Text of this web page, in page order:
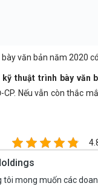
văn bản năm 2020
thuật trình bày văn
Nếu vẫn còn thắc
tôi mong muốn các